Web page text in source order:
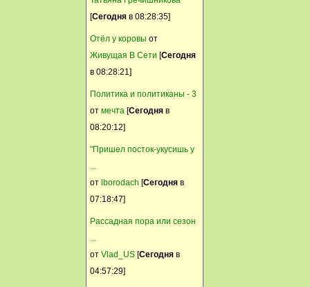
Сибирка
Спасибо, Иришка!!
21 Март, 2015, 17:22:34
Вот сайт который публикует
Мы к этому отношения не
имеем ,кстати поэтому
источник
21 Март, 2015, 17:15:48
[Сегодня в 08:28:35]
Отёл у коровы от
Живущая В Сети [Сегодня
в 08:28:21]
Политика и политиканы - 3
от мечта [Сегодня в
08:20:12]
"Пришел посток-укусишь у
от lborodach [Сегодня в
07:18:47]
Рассадная пора или сезон
от Vlad_US [Сегодня в
04:57:29]